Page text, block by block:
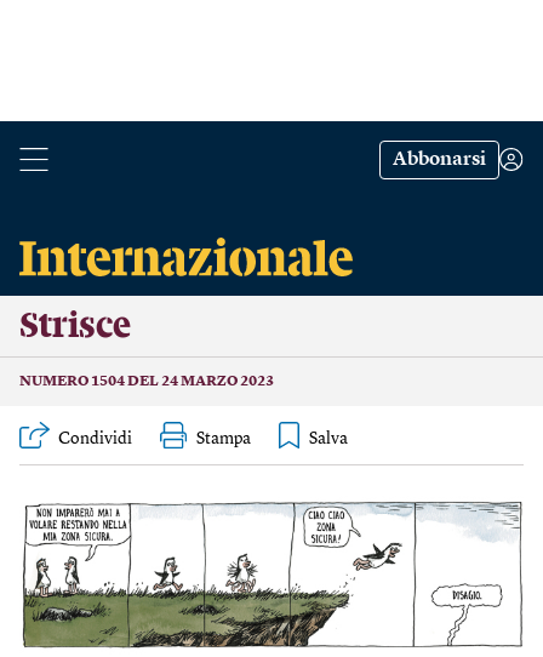
Abbonarsi
Strisce
NUMERO 1504 DEL 24 MARZO 2023
Condividi Stampa